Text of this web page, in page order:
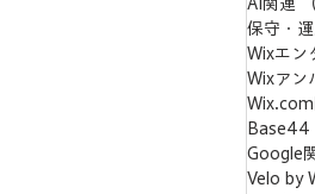
AI関連
保守・
Wixエン
Wixアン
Base44
Google
Velo by